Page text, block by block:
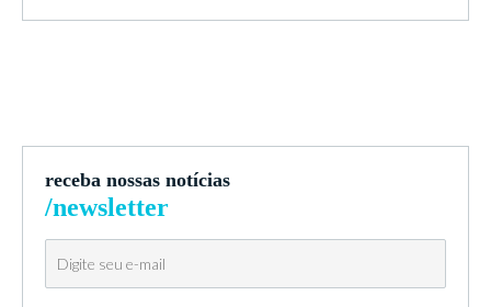
receba nossas notícias
/newsletter